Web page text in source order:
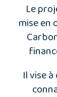
Le
mise en
Il vise